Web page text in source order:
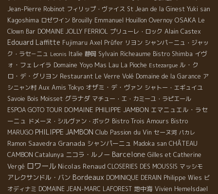
止剤の添加なし。 樽熟２２カ月、コンクリート槽１２カ月、ビン
熟１４カ月の長期熟成期間。 収穫から瓶詰まで４年の熟成を経
て、飲み頃になってから出荷する贅沢な造り。。 エリアンがアル
ザスから戻って、ここでワインを造りだした初リリース９８年。
１９年の歳月が流れ、常に問題意識を持っていろんな試作を重
ね、現段階でたどり着いた最高傑作である。 一人の男が精魂を込
めて造った西南部地方の最高峰のワイン！ 一度は試す価値あり！
きっと、大きな発見がありますよ。
Jean-Pierre Robinot フィリップ・ヴァイス St Jean de la Ginest Yuki san
Kagoshima ロゼワイン Brouilly Emmanuel Houillon Overnoy OSAKA Le
Clown Bar DOMAINE JOLLY FERRIOL プリューレ・ロック Alain Castex
Edouard Laffitte Fujimaru Axel Prüfer リヨン シャンパ－ニュ・ジャッ
ク・ラセ－ニュ Leonis Italie 静岡 Sylvain Richeaume Bistro Shimba イヴ
ォ・フェレイラ Domaine Yoyo Mas Lau La Pioche Estezargue ル・ク
ロ・デ・グリヨン Restaurant Le Verre Volé Domaine de la Garance ア
シニャン村 Aux Amis Tokyo オザミ・デ・ヴァン シャトー・エギュイユ
Savoie Bois Moisset グラナダ マチュー・エ・カミーユ・ラピエール
ESPOA GOTO TOUR DOMAINE PHILIPPE JAMBON エマニュエル・ラセ
ーニュ ドメーヌ・シルヴァン・ボック Bistro Trois Amours Bistro
MARUGO PHILIPPE JAMBON Club Passion du Vin セーヌ河 パカレ
Ramon Saavedra Granada シャンパーニュ Madoka san CHÂTEAU
CAMBON Catalunya ニコラ・ルノー Barcelone Gilles et Catherine
Vergé ロワール Nicolas Renaud CLOSERIES DES MOUSSIS マッシモ
アレクサンドル・バン Bordeaux DOMINIQUE DERAIN Philippe Wies ビ
オディナミ DOMAINE JEAN-MARC LAFOREST 地中海 Vivien Hemelsdael